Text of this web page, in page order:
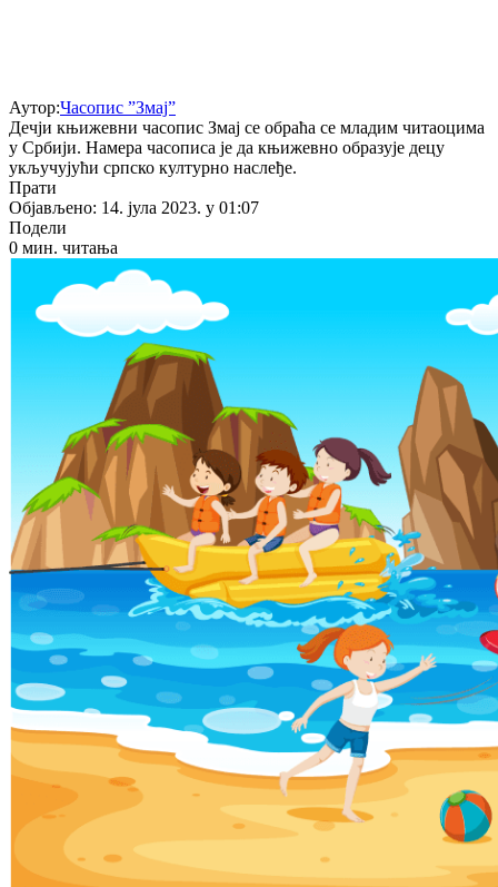
Аутор:Часопис ”Змај”
Дечји књижевни часопис Змај се обраћа се младим читаоцима
у Србији. Намера часописа је да књижевно образује децу
укључујући српско културно наслеђе.
Прати
Објављено: 14. јула 2023. у 01:07
Подели
0 мин. читања